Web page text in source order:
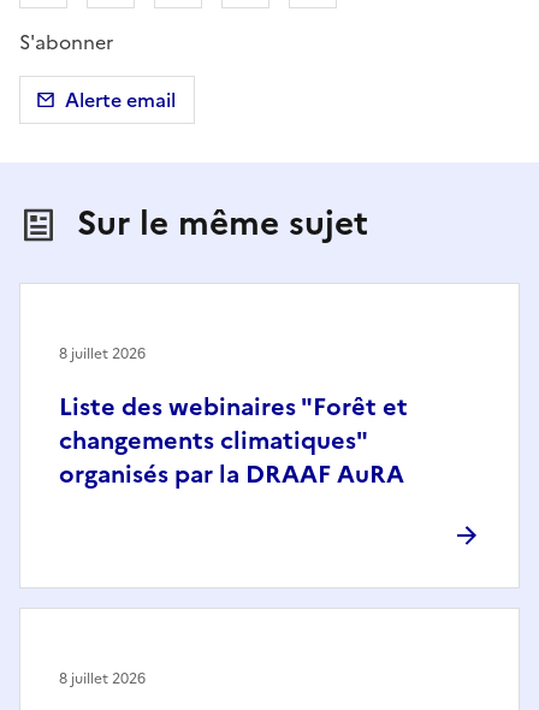
S'abonner
Alerte email
Sur le même sujet
Liste des webinaires "Forêt et
changements climatiques"
organisés par la DRAAF AuRA
8 juillet 2026
8 juillet 2026